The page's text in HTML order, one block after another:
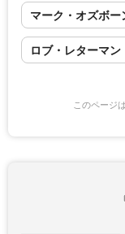
マーク・オズボー
ロブ・レターマン
このページ